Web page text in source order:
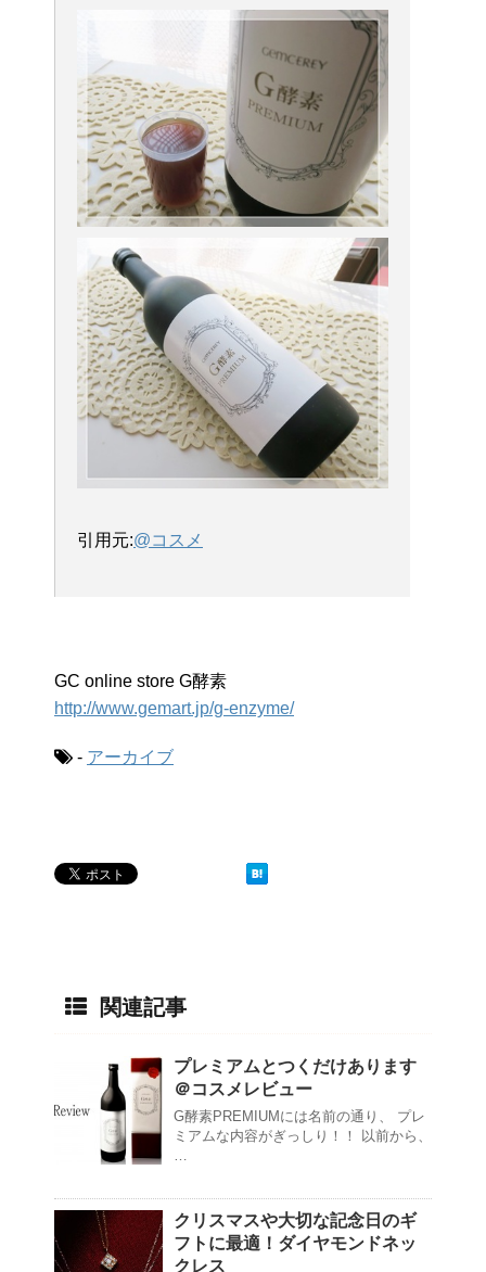
引用元:@コスメ
GC online store G酵素
http://www.gemart.jp/g-enzyme/
- アーカイブ
関連記事
プレミアムとつくだけあります
＠コスメレビュー
G酵素PREMIUMには名前の通り、 プレ
ミアムな内容がぎっしり！！ 以前から、
クリスマスや大切な記念日のギ
フトに最適！ダイヤモンドネッ
クレス